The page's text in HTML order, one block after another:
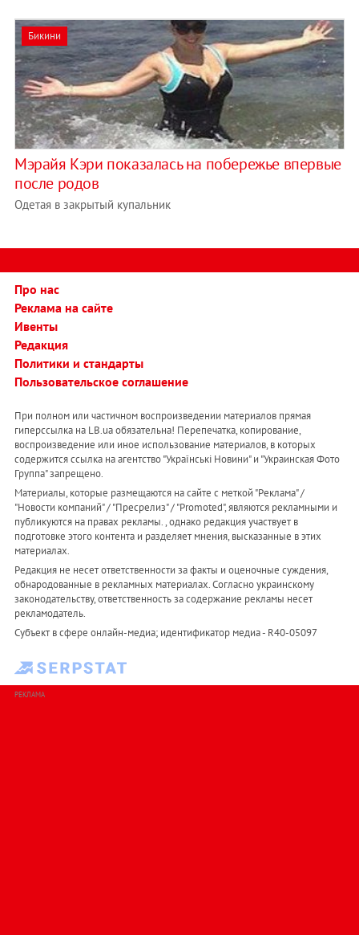
Бикини
Мэрайя Кэри показалась на побережье впервые
после родов
Одетая в закрытый купальник
Про нас
Реклама на сайте
Ивенты
Редакция
Политики и стандарты
Пользовательское соглашение
При полном или частичном воспроизведении материалов прямая
гиперссылка на LB.ua обязательна! Перепечатка, копирование,
воспроизведение или иное использование материалов, в которых
содержится ссылка на агентство "Українськi Новини" и "Украинская Фото
Группа" запрещено.
Материалы, которые размещаются на сайте с меткой "Реклама" /
"Новости компаний" / "Пресрелиз" / "Promoted", являются рекламными и
публикуются на правах рекламы. , однако редакция участвует в
подготовке этого контента и разделяет мнения, высказанные в этих
материалах.
Редакция не несет ответственности за факты и оценочные суждения,
обнародованные в рекламных материалах. Согласно украинскому
законодательству, ответственность за содержание рекламы несет
рекламодатель.
Субъект в сфере онлайн-медиа; идентификатор медиа - R40-05097
РЕКЛАМА